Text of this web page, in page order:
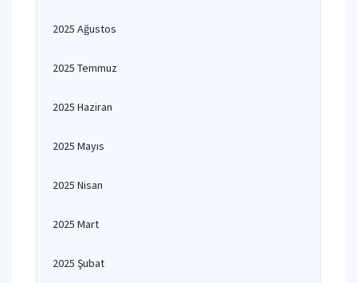
2025 Ağustos
2025 Temmuz
2025 Haziran
2025 Mayıs
2025 Nisan
2025 Mart
2025 Şubat